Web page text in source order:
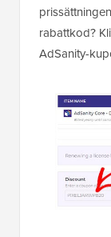
rabattkod?
AdSanity-